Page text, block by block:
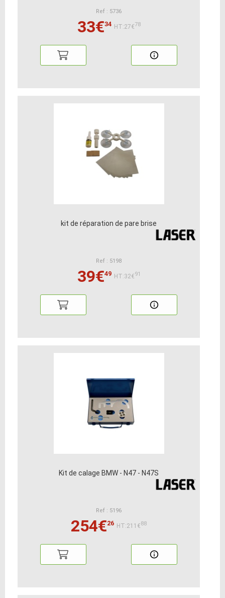
Ref : 5736
33€34 HT:27€78
kit de réparation de pare brise
Ref : 5198
39€49 HT:32€91
Kit de calage BMW - N47 - N47S
Ref : 5196
254€26 HT:211€88